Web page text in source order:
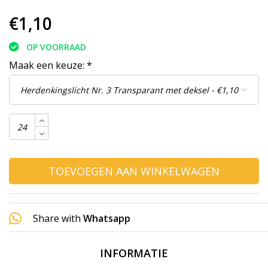
€1,10
OP VOORRAAD
Maak een keuze: *
TOEVOEGEN AAN WINKELWAGEN
Share with Whatsapp
INFORMATIE